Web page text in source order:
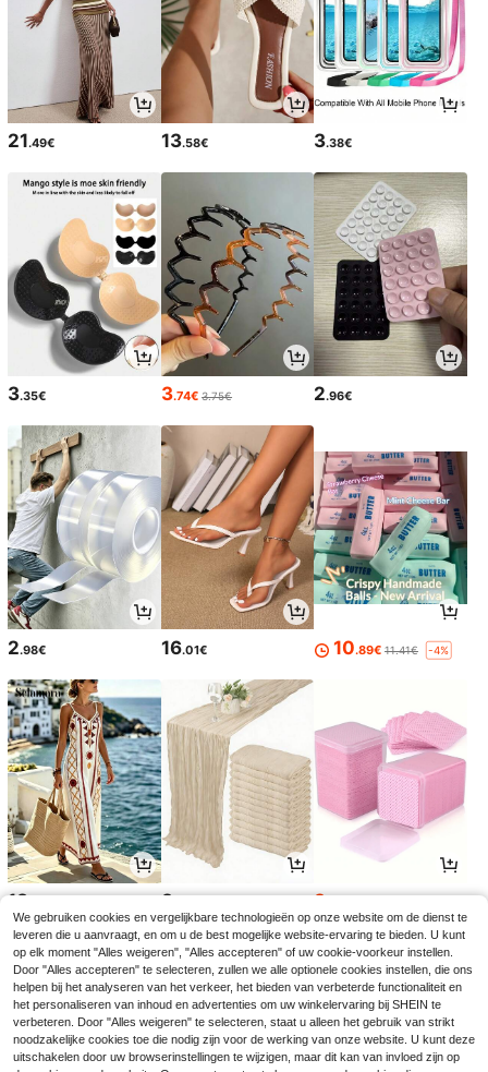
21.49€ 13.58€ 3.38€
3.35€ 3.74€ 3.75€ 2.96€
2.98€ 16.01€ 10.89€ 11.41€ -4%
18 3 3
We gebruiken cookies en vergelijkbare technologieën op onze website om de dienst te
leveren die u aanvraagt, en om u de best mogelijke website-ervaring te bieden. U kunt
op elk moment "Alles weigeren", "Alles accepteren" of uw cookie-voorkeur instellen.
Door "Alles accepteren" te selecteren, zullen we alle optionele cookies instellen, die ons
helpen bij het analyseren van het verkeer, het bieden van verbeterde functionaliteit en
het personaliseren van inhoud en advertenties om uw winkelervaring bij SHEIN te
verbeteren. Door "Alles weigeren" te selecteren, staat u alleen het gebruik van strikt
noodzakelijke cookies toe die nodig zijn voor de werking van onze website. U kunt deze
uitschakelen door uw browserinstellingen te wijzigen, maar dit kan van invloed zijn op